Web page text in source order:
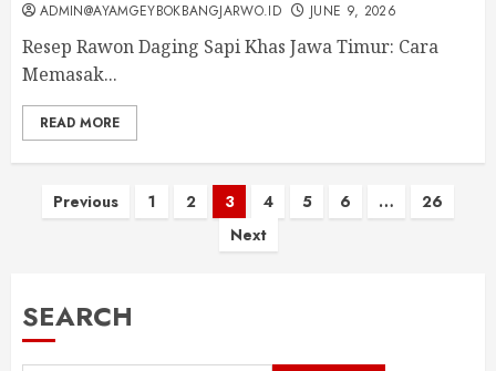
ADMIN@AYAMGEYBOKBANGJARWO.ID JUNE 9, 2026
Resep Rawon Daging Sapi Khas Jawa Timur: Cara
Memasak...
READ MORE
Posts
Previous 1 2 3 4 5 6 …
26
Next
SEARCH